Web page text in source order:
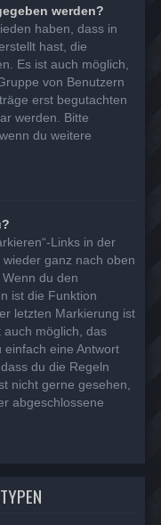
werden?
haben, dass in
hast, die
Es ist auch möglich,
von Benutzern
erst begutachten
werden. Bitte
du weitere
Links in der
ganz nach oben
du den
ist die Funktion
letzten Markierung ist
auch möglich, das
eine Antwort
du die Regeln
nicht gerne gesehen,
abgeschlossene